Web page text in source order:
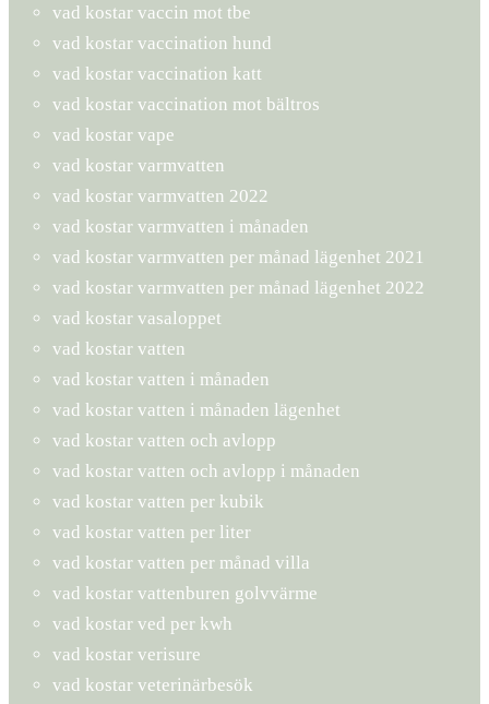
vad kostar vaccin mot tbe
vad kostar vaccination hund
vad kostar vaccination katt
vad kostar vaccination mot bältros
vad kostar vape
vad kostar varmvatten
vad kostar varmvatten 2022
vad kostar varmvatten i månaden
vad kostar varmvatten per månad lägenhet 2021
vad kostar varmvatten per månad lägenhet 2022
vad kostar vasaloppet
vad kostar vatten
vad kostar vatten i månaden
vad kostar vatten i månaden lägenhet
vad kostar vatten och avlopp
vad kostar vatten och avlopp i månaden
vad kostar vatten per kubik
vad kostar vatten per liter
vad kostar vatten per månad villa
vad kostar vattenburen golvvärme
vad kostar ved per kwh
vad kostar verisure
vad kostar veterinärbesök